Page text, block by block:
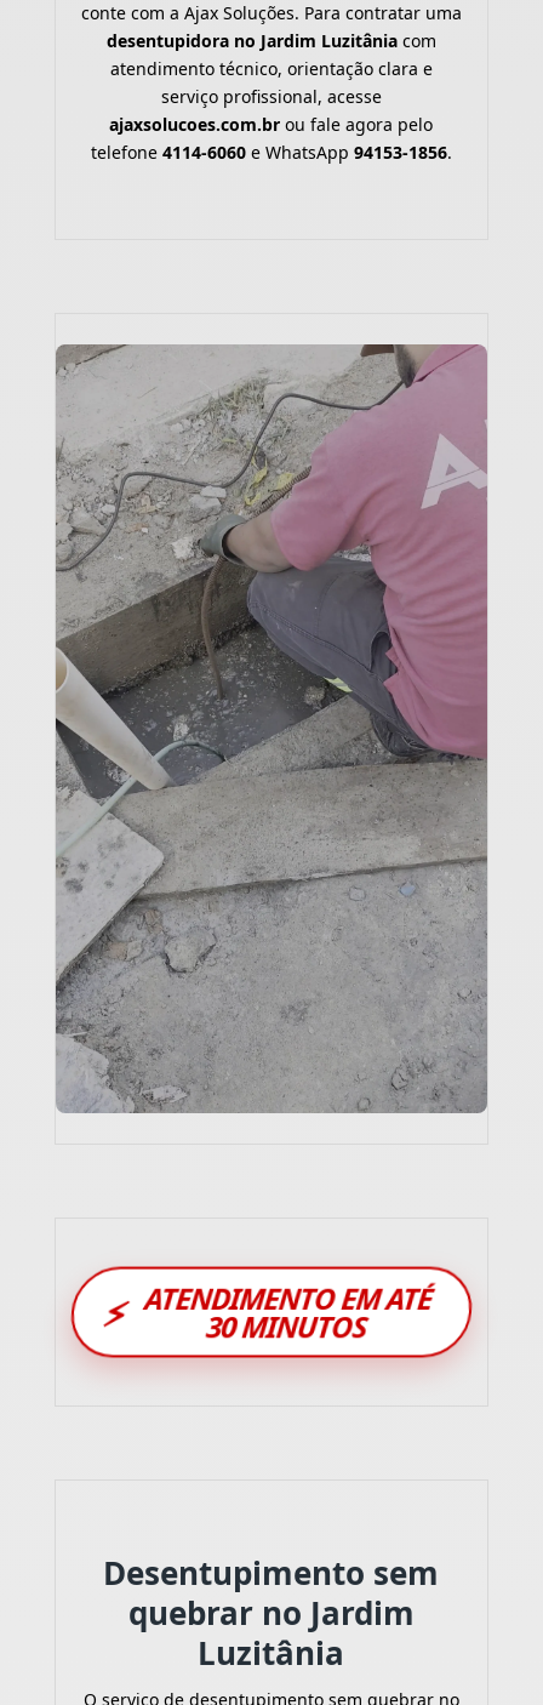
conte com a Ajax Soluções. Para contratar uma
desentupidora no Jardim Luzitâniacom
atendimento técnico, orientação clara e
serviço profissional, acesse
ajaxsolucoes.com.br ou fale agora pelo
telefone 4114-6060e WhatsApp 94153-1856.
⚡ ATENDIMENTO EM ATÉ
30 MINUTOS
Desentupimento sem
quebrar no Jardim
Luzitânia
O serviço de desentupimento sem quebrar no